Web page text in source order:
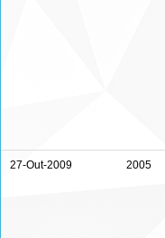
27-Out-2009 2005